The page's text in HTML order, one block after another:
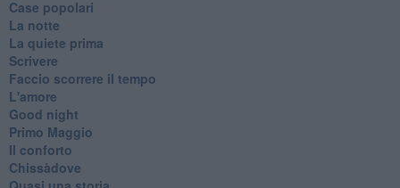
Case popolari
La notte
La quiete prima
Scrivere
Faccio scorrere il tempo
L'amore
Good night
Primo Maggio
Il conforto
Chissàdove